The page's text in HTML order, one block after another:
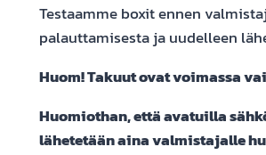
Testaamme boxit ennen
palauttamisesta ja uudelleen
Huom! Takuut ovat voimassa
Huomiothan, että avatuilla
lähetetään aina valmistajalle